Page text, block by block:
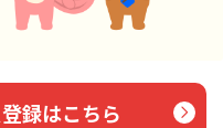
録はこちら